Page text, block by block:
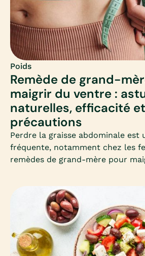
Poids
Remède de grand-
maigrir du ventre :
naturelles, efficacité et
précautions
Perdre la graisse abdominale est
fréquente, notamment chez les
remèdes de grand-mère pour
ensemble les astuces les plus
efficacité et les précautions à